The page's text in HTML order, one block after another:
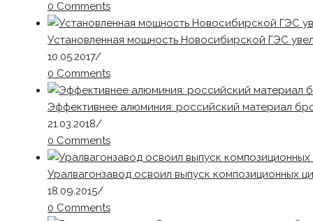
0 Comments
Установленная мощность Новосибирской ГЭС
10.05.2017/
0 Comments
Эффективнее алюминия: российский материал
21.03.2018/
0 Comments
Уралвагонзавод освоил выпуск композиционных
18.09.2015/
0 Comments